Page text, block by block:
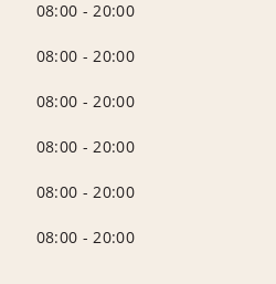
08:00 - 20:00
08:00 - 20:00
08:00 - 20:00
08:00 - 20:00
08:00 - 20:00
08:00 - 20:00